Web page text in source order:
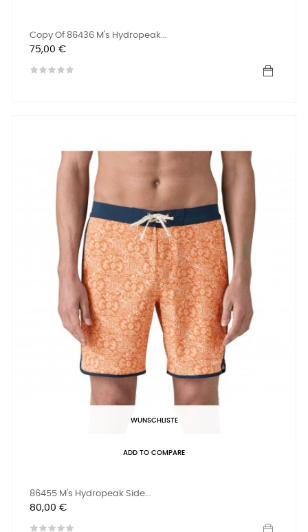
Copy Of 86436 M's Hydropeak...
Preis
75,00 €
WUNSCHLISTE
ADD TO COMPARE
86455 M's Hydropeak Side...
Preis
80,00 €